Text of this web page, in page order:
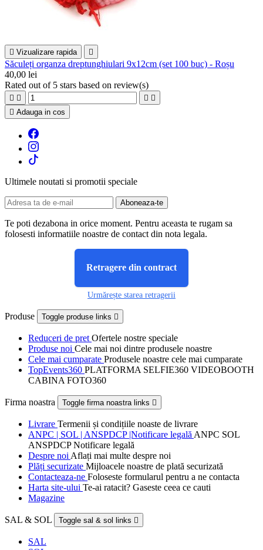
 Vizualizare rapida 
Săculeți organza dreptunghiulari 9x12cm (set 100 buc) - Roșu
40,00 lei
Rated out of 5 stars based on review(s)
   
 Adauga in cos
Ultimele noutati si promotii speciale
Te poti dezabona in orice moment. Pentru aceasta te rugam sa
folosesti informatiile noastre de contact din nota legala.
Retragere din contract
Urmărește starea retragerii
Produse Toggle produse links 
Reduceri de pret Ofertele nostre speciale
Produse noi Cele mai noi dintre produsele noastre
Cele mai cumparate Produsele noastre cele mai cumparate
TopEvents360 PLATFORMA SELFIE360 VIDEOBOOTH
CABINA FOTO360
Firma noastra Toggle firma noastra links 
Livrare Termenii și condițiile noaste de livrare
ANPC | SOL | ANSPDCP |Notificare legală ANPC SOL
ANSPDCP Notificare legală
Despre noi Aflați mai multe despre noi
Plăți securizate Mijloacele noastre de plată securizată
Contacteaza-ne Foloseste formularul pentru a ne contacta
Harta site-ului Te-ai ratacit? Gaseste ceea ce cauti
Magazine
SAL & SOL Toggle sal & sol links 
SAL